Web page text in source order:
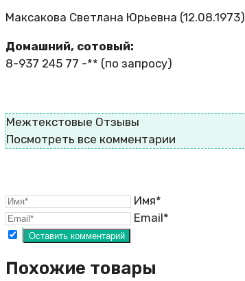
Максакова Светлана Юрьевна (12.08.1973)
Домашний, сотовый:
8-937 245 77 -** (по запросу)
Межтекстовые Отзывы
Посмотреть все комментарии
Имя*
Email*
Похожие товары